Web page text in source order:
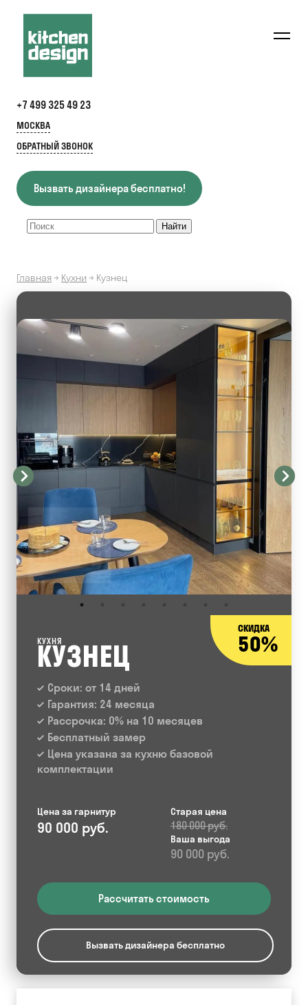
+7 499 325 49 23
МОСКВА
ОБРАТНЫЙ ЗВОНОК
Вызвать дизайнера бесплатно!
Главная→ Кухни → Кузнец
СКИДКА
50%
КУХНЯ
КУЗНЕЦ
Сроки: от 14 дней
Гарантия: 24 месяца
Рассрочка: 0% на 10 месяцев
Бесплатный замер
Цена указана за кухню базовой
комплектации
Цена за гарнитур
90 000 руб.
Старая цена
180 000 руб.
Ваша выгода
90 000 руб.
Рассчитать стоимость
Вызвать дизайнера бесплатно